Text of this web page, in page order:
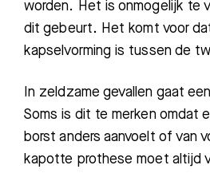
worden. Het is onmogelijk te
dit gebeurt. Het komt voor
kapselvorming is tussen de
In zeldzame gevallen gaat
Soms is dit te merken omdat
borst anders aanvoelt of van
kapotte prothese moet altijd